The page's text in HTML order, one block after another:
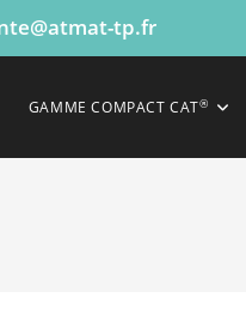
tp.fr
GAMME COMPACT CAT®